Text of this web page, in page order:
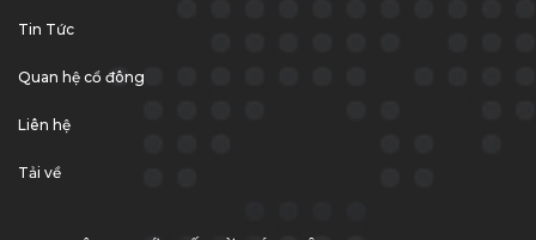
Tin Tức
Quan hệ cổ đông
Liên hệ
Tải về